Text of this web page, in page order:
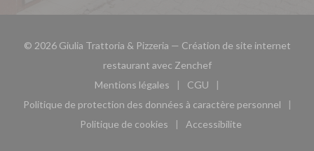
© 2026 Giulia Trattoria & Pizzeria — Création de site internet
restaurant avec Zenchef((ouvre une nouvelle
Mentions légales
((ouvre une nouvelle fenêtre))
CGU
((ouvre une nouvelle
Politique de protection des données à caractère personnel
((ouvre une nouvelle fenêtre))
Politique de cookies
((ouvre une nouvelle fenêtre))
Accessibilite